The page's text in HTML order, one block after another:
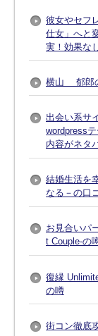
彼女やセフ
仕女」へと
実！効果な
横山 郁郎
出会い系サ
wordpress
内容がネタ
結婚生活を
なる－の口
お見合いパ
t Couple-の
復縁
の噂
街コン徹底